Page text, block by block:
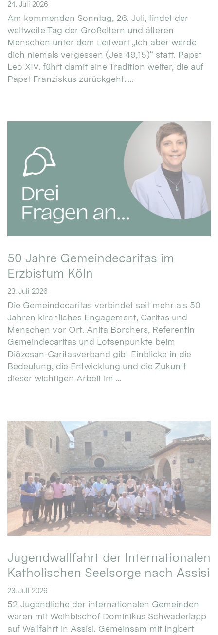
24. Juli 2026
Am kommenden Sonntag, 26. Juli, findet der
weltweite Tag der Großeltern und älteren
Menschen unter dem Leitwort „Ich aber werde
dich niemals vergessen (Jes 49,15)“ statt. Papst
Leo XIV. führt damit eine Tradition weiter, die auf
Papst Franziskus zurückgeht. ...
50 Jahre Gemeindecaritas im
Erzbistum Köln
23. Juli 2026
Die Gemeindecaritas verbindet seit mehr als 50
Jahren kirchliches Engagement, Caritas und
Menschen vor Ort. Anita Borchers, Referentin
Gemeindecaritas und Lotsenpunkte beim
Diözesan-Caritasverband gibt Einblicke in die
Bedeutung, die Entwicklung und die Zukunft
dieser wichtigen Arbeit im ...
Jugendwallfahrt der Internationalen
Katholischen Seelsorge nach Assisi
23. Juli 2026
52 Jugendliche der internationalen Gemeinden
waren mit Weihbischof Dominikus Schwaderlapp
auf Wallfahrt in Assisi. Gemeinsam mit Ingbert